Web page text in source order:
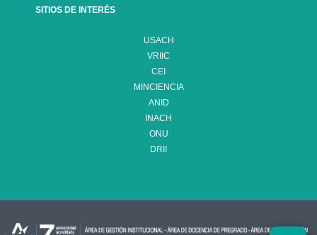
SITIOS DE INTERÉS
USACH
VRIIC
CEI
MINCIENCIA
ANID
INACH
ONU
DRII